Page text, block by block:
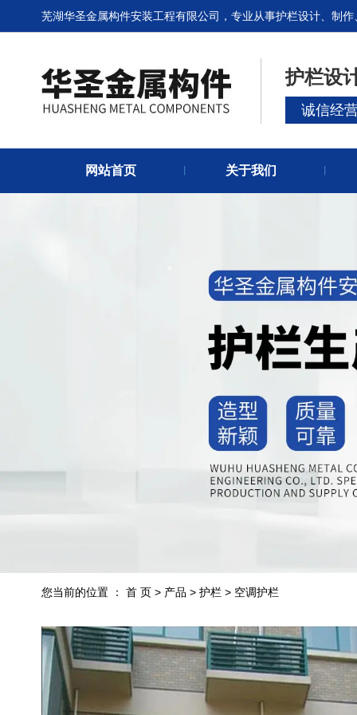
芜湖华圣金属构件安装工程有限公司，专业从事护栏设计、制
护栏设
诚信经
网站首页 关于我们
您当前的位置 ： 首 页 > 产品 > 护栏 > 空调护栏